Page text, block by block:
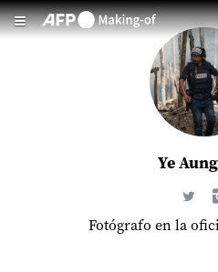
Ye
Fotógrafo en la